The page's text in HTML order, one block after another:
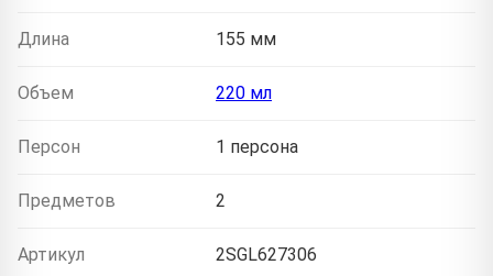
Длина 155 мм
Объем 220 мл
Персон 1 персона
Предметов 2
Артикул 2SGL627306